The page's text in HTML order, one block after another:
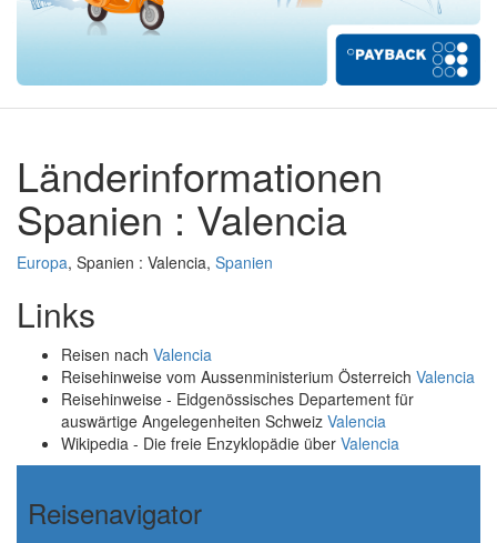
Länderinformationen
Spanien : Valencia
Europa, Spanien : Valencia, Spanien
Links
Reisen nach Valencia
Reisehinweise vom Aussenministerium Österreich Valencia
Reisehinweise - Eidgenössisches Departement für
auswärtige Angelegenheiten Schweiz Valencia
Wikipedia - Die freie Enzyklopädie über Valencia
Reisenavigator